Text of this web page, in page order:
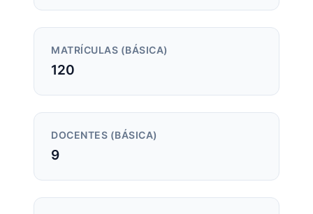
MATRÍCULAS (BÁSICA)
120
DOCENTES (BÁSICA)
9